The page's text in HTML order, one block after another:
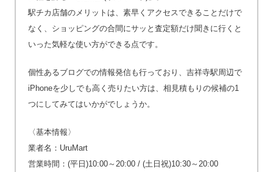
駅チカ店舗のメリットは、素早くアクセスできることだけで
なく、ショッピングの合間にサッと査定額だけ聞きに行くと
いった気軽な使い方ができる点です。
個性あるブログでの情報発信も行っており、吉祥寺駅周辺で
iPhoneを少しでも高く売りたい方は、相見積もりの候補の1
つにしてみてはいかがでしょうか。
〈基本情報〉
業者名：UruMart
営業時間：(平日)10:00～20:00 / (土日祝)10:30～20:00